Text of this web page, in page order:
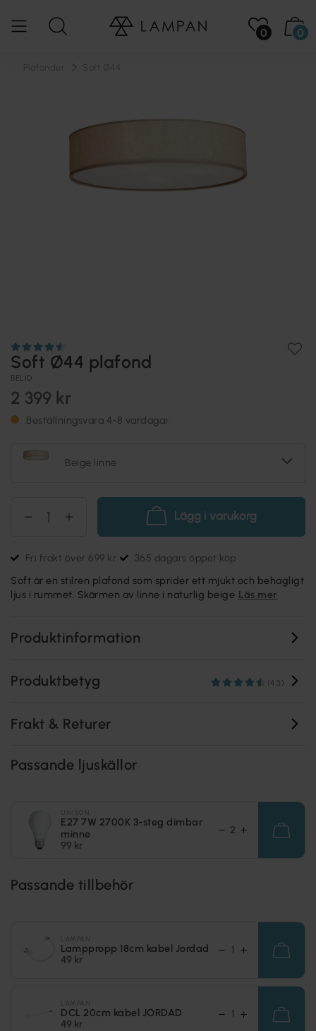
0 0
Soft Ø44 plafond
BELID
2 399 kr
Beställningsvara 4-8 vardagar
Beige linne
Lägg i varukorg
Fri frakt över 699 kr 365 dagars öppet köp
Soft är en stilren plafond som sprider ett mjukt och behagligt
ljus i rummet. Skärmen av linne i naturlig beige Läs mer
Produktinformation
Produktbetyg (4.3)
Frakt & Returer
Passande ljuskällor
E27 7W 2700K 3-steg dimbar
minne
99 kr
Passande tillbehör
Lamppropp 18cm kabel Jordad
49 kr
DCL 20cm kabel JORDAD
49 kr